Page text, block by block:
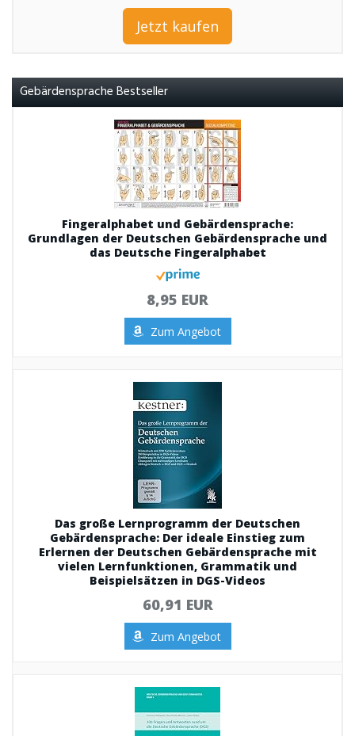
Jetzt kaufen
Gebärdensprache Bestseller
Fingeralphabet und Gebärdensprache:
Grundlagen der Deutschen Gebärdensprache und
das Deutsche Fingeralphabet
8,95 EUR
Zum Angebot
Das große Lernprogramm der Deutschen
Gebärdensprache: Der ideale Einstieg zum
Erlernen der Deutschen Gebärdensprache mit
vielen Lernfunktionen, Grammatik und
Beispielsätzen in DGS-Videos
60,91 EUR
Zum Angebot